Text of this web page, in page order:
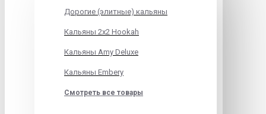
Дорогие (элитные) кальяны
Кальяны 2х2 Hookah
Кальяны Amy Deluxe
Кальяны Embery
Смотреть все товары